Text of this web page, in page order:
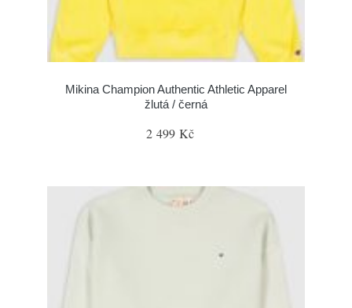
Mikina Champion Authentic Athletic Apparel
žlutá / černá
2 499 Kč